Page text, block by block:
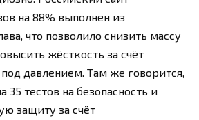
на 88% выполнен из
что позволило снизить массу
жёсткость за счёт
давлением. Там же говорится,
35 тестов на безопасность и
защиту за счёт